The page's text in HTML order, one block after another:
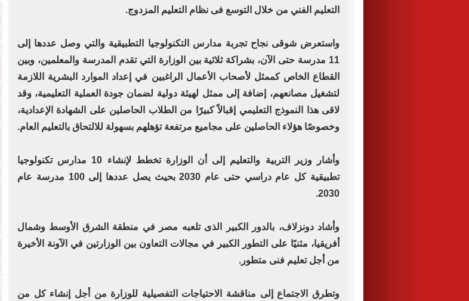
التعليم الفني من خلال التوسع فى نظام التعليم المزدوج.
واستعرض شوقى نجاح تجربة مدارس التكنولوجيا التطبيقية والتي وصل عددها إلى
11 مدرسة حتى الآن، بشراكة ثلاثية بين الوزارة التي تقدم المدرسة والمعلمين، وبين
القطاع الخاص كممثل لأصحاب الأعمال الراغبين في إعداد الموارد البشرية اللازمة
لتشغيل مصانعهم، إضافة إلى ممثل لهيئة دولية لضمان جودة العملية التعليمية، وقد
لاقى هذا النموذج التعليمي إقبالاً كبيرًا من الطلاب الحاصلين على الشهادة الإعدادية،
وخصوصًا هؤلاء الحاصلين على مجاميع مرتفعة تؤهلهم بسهولة للالتحاق بالتعليم العام.
وأشار وزير التربية والتعليم إلى أن الوزارة تخطط لإنشاء 10 مدارس تكنولوجيا
تطبيقية كل عام دراسي حتى عام 2030 بحيث يصل عددها إلى 100 مدرسة عام
2030.
وأشاد دونزلاف، بالدور الكبير الذى تلعبه مصر في منطقة الشرق الأوسط وشمال
أفريقيا، مثنيًا على التطور الكبير في مجالات التعاون بين الوزارتين في الآونة الأخيرة
من أجل تعليم فنى متطور.
وتطرق الاجتماع إلى مناقشة الاحتياجات التفصيلية للوزارة من أجل إنشاء كل من